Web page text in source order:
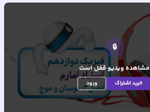
🔒
مشاهده ویدیوقفل است
خرید اشتراک ورود